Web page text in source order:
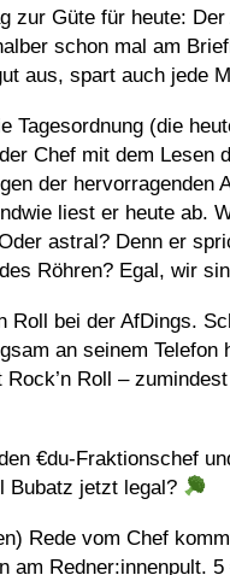
zur Güte für heute:
schon mal am
aus, spart auch jede
Tagesordnung (die
Chef mit dem
der hervorragenden
liest er heute ab.
astral? Denn er
Röhren? Egal, wir
Roll bei der AfDings.
an seinem
Rock’n Roll –
€du-Fraktionschef
Bubatz jetzt legal?
Rede vom Chef
am Redner:innenpult.